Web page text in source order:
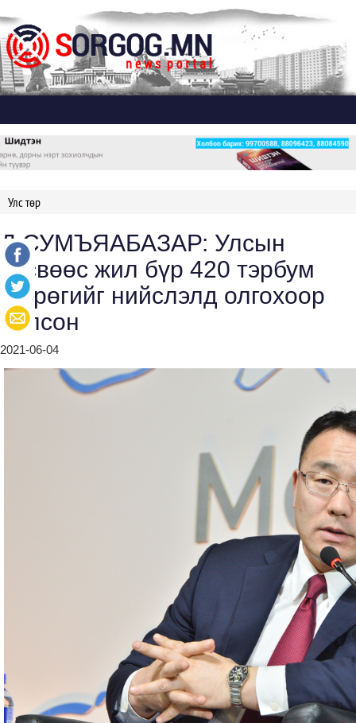
Улс төр
Д.СУМЪЯАБАЗАР: Улсын
төсвөөс жил бүр 420 тэрбум
төгрөгийг нийслэлд олгохоор
болсон
2021-06-04